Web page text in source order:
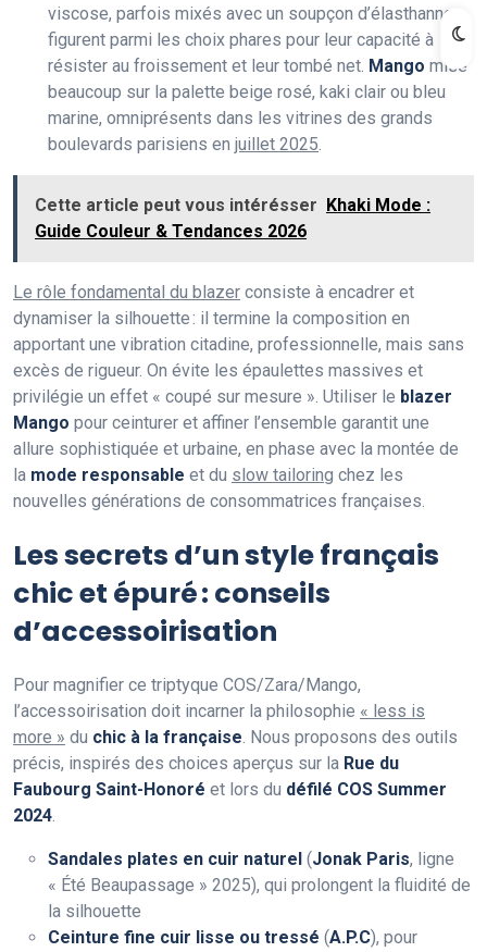
viscose, parfois mixés avec un soupçon d’élasthanne,
figurent parmi les choix phares pour leur capacité à
résister au froissement et leur tombé net. Mango mise
beaucoup sur la palette beige rosé, kaki clair ou bleu
marine, omniprésents dans les vitrines des grands
boulevards parisiens en juillet 2025.
Cette article peut vous intérésser
Khaki Mode :
Guide Couleur & Tendances 2026
Le rôle fondamental du blazer consiste à encadrer et
dynamiser la silhouette : il termine la composition en
apportant une vibration citadine, professionnelle, mais sans
excès de rigueur. On évite les épaulettes massives et
privilégie un effet « coupé sur mesure ». Utiliser le blazer
Mango pour ceinturer et affiner l’ensemble garantit une
allure sophistiquée et urbaine, en phase avec la montée de
la mode responsable et du slow tailoring chez les
nouvelles générations de consommatrices françaises.
Les secrets d’un style français
chic et épuré : conseils
d’accessoirisation
Pour magnifier ce triptyque COS/Zara/Mango,
l’accessoirisation doit incarner la philosophie « less is
more » du chic à la française. Nous proposons des outils
précis, inspirés des choices aperçus sur la Rue du
Faubourg Saint-Honoré et lors du défilé COS Summer
2024.
Sandales plates en cuir naturel (Jonak Paris, ligne
« Été Beaupassage » 2025), qui prolongent la fluidité de
la silhouette
Ceinture fine cuir lisse ou tressé (A.P.C), pour